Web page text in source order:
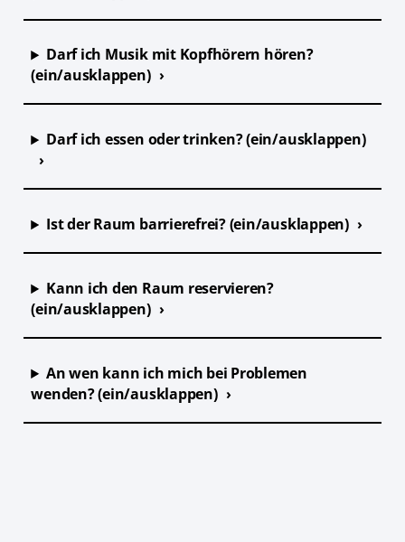
Darf ich Musik mit Kopfhörern hören?
(ein/ausklappen)
Darf ich essen oder trinken? (ein/ausklappen)
Ist der Raum barrierefrei? (ein/ausklappen)
Kann ich den Raum reservieren?
(ein/ausklappen)
An wen kann ich mich bei Problemen
wenden? (ein/ausklappen)